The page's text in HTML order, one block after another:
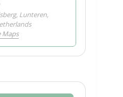
Lunteren,
Maps